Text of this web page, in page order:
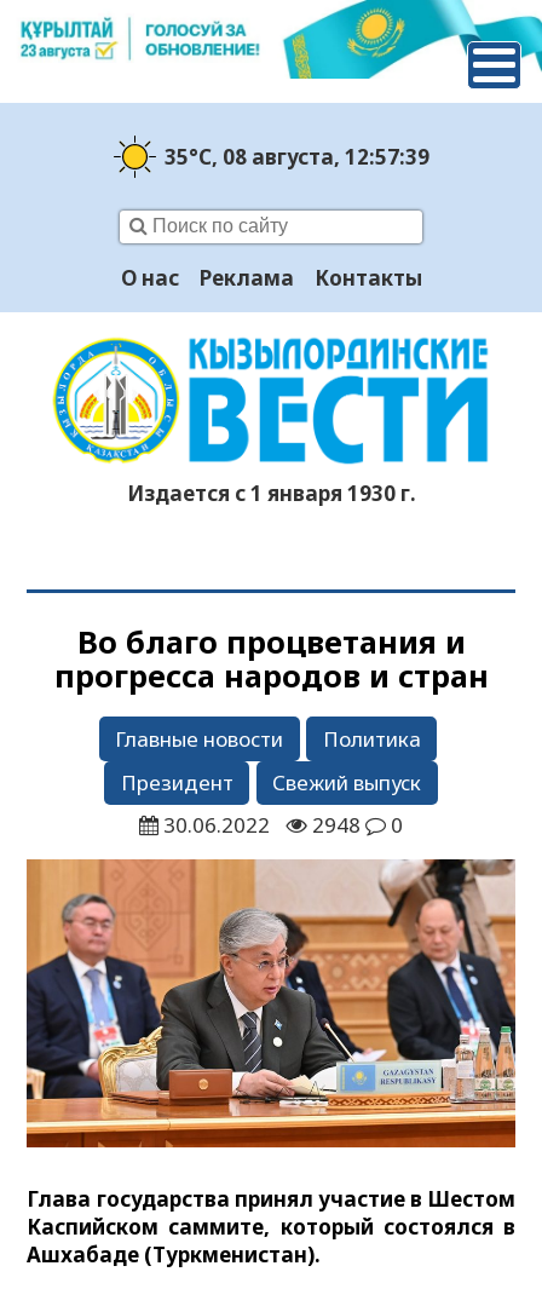
35°C, 08 августа, 12:57:40
О нас Реклама Контакты
Издается с 1 января 1930 г.
Во благо процветания и
прогресса народов и стран
Главные новости
Политика
Президент
Свежий выпуск
30.06.2022
2948 0
Глава государства принял участие в Шестом
Каспийском саммите, который состоялся в
Ашхабаде (Туркменистан).